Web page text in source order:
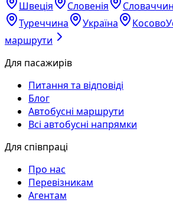
Швеція
Словенія
Туреччина
Україна Косово
маршрути
Для пасажирів
Питання та відповіді
Блог
Автобусні маршрути
Всі автобусні напрямки
Для співпраці
Про нас
Перевізникам
Агентам